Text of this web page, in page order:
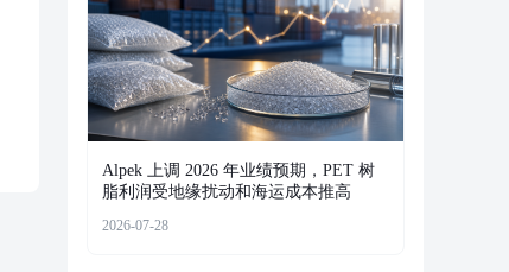
Alpek 上调 2026 年业绩预期，PET 树
脂利润受地缘扰动和海运成本推高
2026-07-28